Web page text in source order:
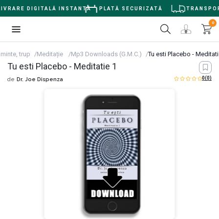
DIGITALĂ INSTANTĂ PLATĂ SECURIZATĂ
0
trup Meditație Mp3 Downloads (G.M.C.) Tu esti Placebo -
Tu esti Placebo - Meditatie 1
de Dr. Joe Dispenza 0(0)